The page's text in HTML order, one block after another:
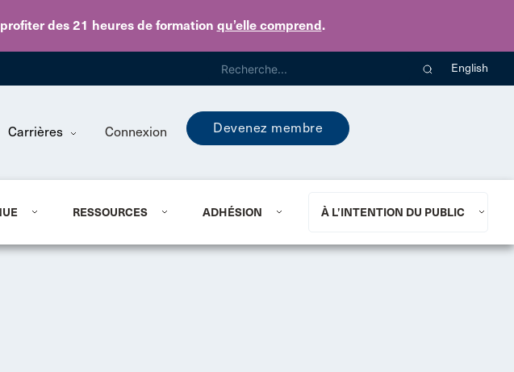
des 21 heures de formation qu’elle comprend.
Skip to main content
English
Carrières Connexion Devenez membre
RESSOURCES ADHÉSION À L’INTENTION DU PUBLIC